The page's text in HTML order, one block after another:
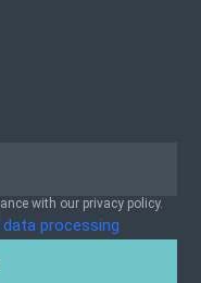
with our privacy policy.
data processing